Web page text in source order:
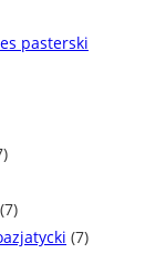
pasterski
(7)
(7)